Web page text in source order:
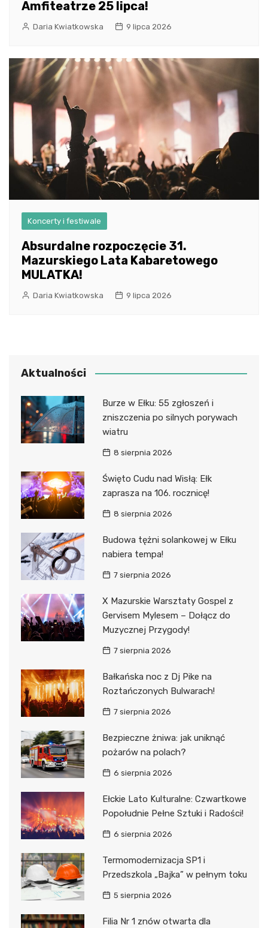
Amfiteatrze 25 lipca!
Daria Kwiatkowska 9 lipca 2026
Koncerty i festiwale
Absurdalne rozpoczęcie 31.
Mazurskiego Lata Kabaretowego
MULATKA!
Daria Kwiatkowska 9 lipca 2026
Aktualności
Burze w Ełku: 55 zgłoszeń i
zniszczenia po silnych porywach
wiatru
8 sierpnia 2026
Święto Cudu nad Wisłą: Ełk
zaprasza na 106. rocznicę!
8 sierpnia 2026
Budowa tężni solankowej w Ełku
nabiera tempa!
7 sierpnia 2026
X Mazurskie Warsztaty Gospel z
Gervisem Mylesem – Dołącz do
Muzycznej Przygody!
7 sierpnia 2026
Bałkańska noc z Dj Pike na
Roztańczonych Bulwarach!
7 sierpnia 2026
Bezpieczne żniwa: jak uniknąć
pożarów na polach?
6 sierpnia 2026
Ełckie Lato Kulturalne: Czwartkowe
Popołudnie Pełne Sztuki i Radości!
6 sierpnia 2026
Termomodernizacja SP1 i
Przedszkola „Bajka” w pełnym toku
5 sierpnia 2026
Filia Nr 1 znów otwarta dla